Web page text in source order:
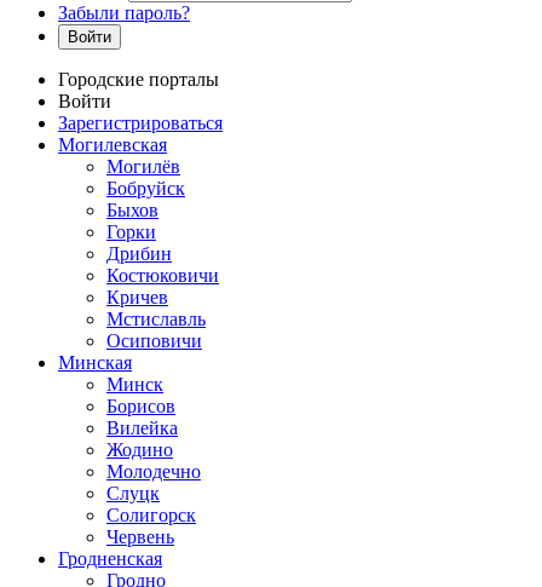
Забыли пароль?
Войти
Городские порталы
Войти
Зарегистрироваться
Могилевская
Могилёв
Бобруйск
Быхов
Горки
Дрибин
Костюковичи
Кричев
Мстиславль
Осиповичи
Минская
Минск
Борисов
Вилейка
Жодино
Молодечно
Слуцк
Солигорск
Червень
Гродненская
Гродно